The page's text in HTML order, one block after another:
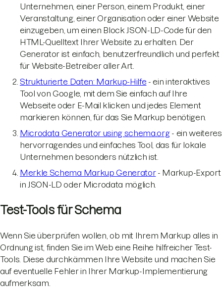
Unternehmen, einer Person, einem Produkt, einer
Veranstaltung, einer Organisation oder einer Website
einzugeben, um einen Block JSON-LD-Code für den
HTML-Quelltext Ihrer Website zu erhalten. Der
Generator ist einfach, benutzerfreundlich und perfekt
für Website-Betreiber aller Art.
Strukturierte Daten: Markup-Hilfe - ein interaktives
Tool von Google, mit dem Sie einfach auf Ihre
Webseite oder E-Mail klicken und jedes Element
markieren können, für das Sie Markup benötigen.
Microdata Generator using schema.org- ein weiteres
hervorragendes und einfaches Tool, das für lokale
Unternehmen besonders nützlich ist.
Merkle Schema Markup Generator- Markup-Export
in JSON-LD oder Microdata möglich.
Test-Tools für Schema
Wenn Sie überprüfen wollen, ob mit Ihrem Markup alles in
Ordnung ist, finden Sie im Web eine Reihe hilfreicher Test-
Tools. Diese durchkämmen Ihre Website und machen Sie
auf eventuelle Fehler in Ihrer Markup-Implementierung
aufmerksam.